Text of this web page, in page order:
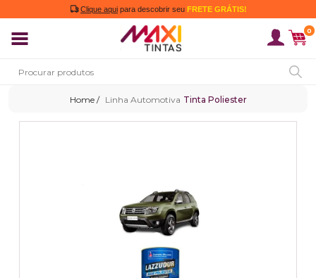
Clique aqui para descobrir seu FRETE GRÁTIS!
0
Linha Automotiva Tinta Poliester